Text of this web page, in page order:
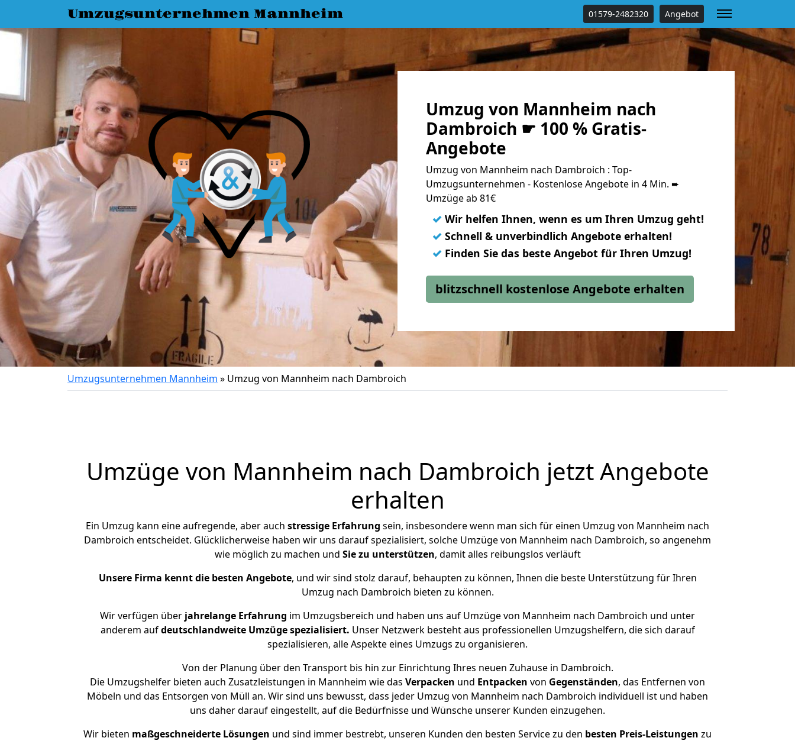
Umzugsunternehmen Mannheim 01579-2482320 Angebot
Umzug von Mannheim nach
Dambroich ☛ 100 % Gratis-
Angebote
Umzug von Mannheim nach Dambroich : Top-
Umzugsunternehmen - Kostenlose Angebote in 4 Min. ➨
Umzüge ab 81€
✓ Wir helfen Ihnen, wenn es um Ihren Umzug geht!
✓ Schnell & unverbindlich Angebote erhalten!
✓ Finden Sie das beste Angebot für Ihren Umzug!
blitzschnell kostenlose Angebote erhalten
Umzugsunternehmen Mannheim » Umzug von Mannheim nach Dambroich
Umzüge von Mannheim nach Dambroich jetzt Angebote
erhalten
Ein Umzug kann eine aufregende, aber auch stressige Erfahrung sein, insbesondere wenn man sich für einen Umzug von Mannheim nach
Dambroich entscheidet. Glücklicherweise haben wir uns darauf spezialisiert, solche Umzüge von Mannheim nach Dambroich, so angenehm
wie möglich zu machen und Sie zu unterstützen, damit alles reibungslos verläuft
Unsere Firma kennt die besten Angebote, und wir sind stolz darauf, behaupten zu können, Ihnen die beste Unterstützung für Ihren
Umzug nach Dambroich bieten zu können.
Wir verfügen über jahrelange Erfahrung im Umzugsbereich und haben uns auf Umzüge von Mannheim nach Dambroich und unter
anderem aufdeutschlandweite Umzüge spezialisiert. Unser Netzwerk besteht aus professionellen Umzugshelfern, die sich darauf
spezialisieren, alle Aspekte eines Umzugs zu organisieren.
Von der Planung über den Transport bis hin zur Einrichtung Ihres neuen Zuhause in Dambroich.
Die Umzugshelfer bieten auch Zusatzleistungen in Mannheim wie das Verpacken und Entpacken von Gegenständen, das Entfernen von
Möbeln und das Entsorgen von Müll an. Wir sind uns bewusst, dass jeder Umzug von Mannheim nach Dambroich individuell ist und haben
uns daher darauf eingestellt, auf die Bedürfnisse und Wünsche unserer Kunden einzugehen.
Wir bieten maßgeschneiderte Lösungen und sind immer bestrebt, unseren Kunden den besten Service zu den besten Preis-Leistungen zu